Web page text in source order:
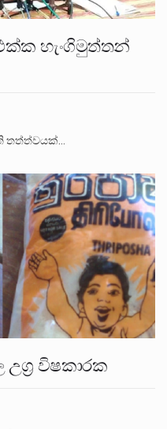
හැංගිමුත්තන්
තත්ත්වයක්…
විෂකාරක